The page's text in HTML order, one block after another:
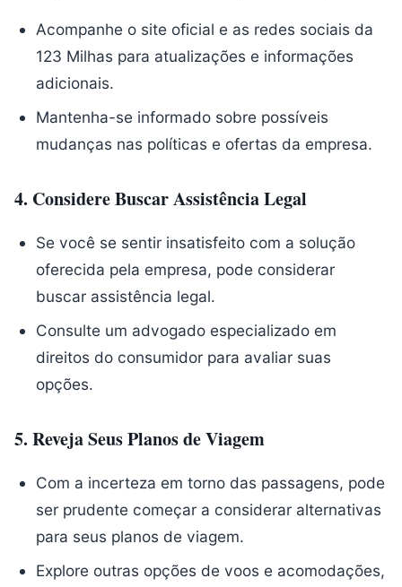
Acompanhe o site oficial e as redes sociais da
123 Milhas para atualizações e informações
adicionais.
Mantenha-se informado sobre possíveis
mudanças nas políticas e ofertas da empresa.
4. Considere Buscar Assistência Legal
Se você se sentir insatisfeito com a solução
oferecida pela empresa, pode considerar
buscar assistência legal.
Consulte um advogado especializado em
direitos do consumidor para avaliar suas
opções.
5. Reveja Seus Planos de Viagem
Com a incerteza em torno das passagens, pode
ser prudente começar a considerar alternativas
para seus planos de viagem.
Explore outras opções de voos e acomodações,